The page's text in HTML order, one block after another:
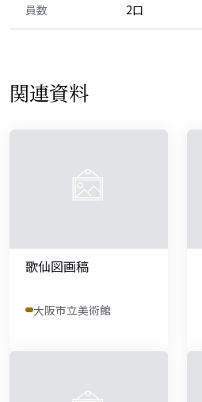
員数 2口
関連資料
歌仙図画稿
大阪市立美術館